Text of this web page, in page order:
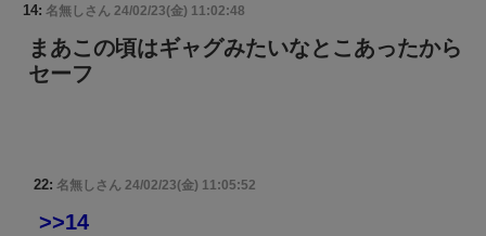
14: 名無しさん 24/02/23(金) 11:02:48
まあこの頃はギャグみたいなとこあったから
セーフ
22: 名無しさん 24/02/23(金) 11:05:52
>>14